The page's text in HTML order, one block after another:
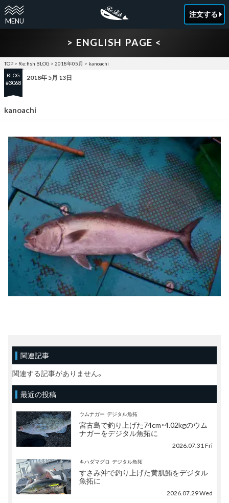
注文する
> ENGLISH PAGE <
TOP > Re:fish BLOG > 2018年05月 > kanoachi
BLOG
#3068
2018年 5月 13日
kanoachi
関連記事
関連する記事がありません。
最近の投稿
ウムナガー デジタル魚拓
宮古島で釣り上げた74cm・4.02kgのウム
ナガーをデジタル魚拓に
2026.07.31 Fri
キハダマグロ デジタル魚拓
すさみ沖で釣り上げた黄肌鮪をデジタル
魚拓に
2026.07.29 Wed